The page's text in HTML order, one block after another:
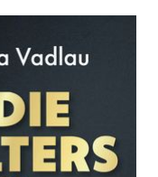
die effektivsten